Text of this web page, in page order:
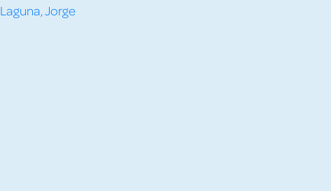
Laguna, Jorge